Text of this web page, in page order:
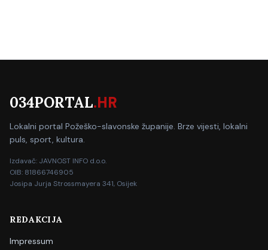
034PORTAL.HR
Lokalni portal Požeško-slavonske županije. Brze vijesti, lokalni
puls, sport, kultura.
Izdavač: JAVNOST INFO d.o.o.
OIB: 81866746905
Josipa Jurja Strossmayera 341, Osijek
REDAKCIJA
Impressum